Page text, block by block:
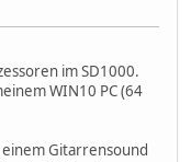
im SD1000.
WIN10 PC (64
einem Gitarrensound